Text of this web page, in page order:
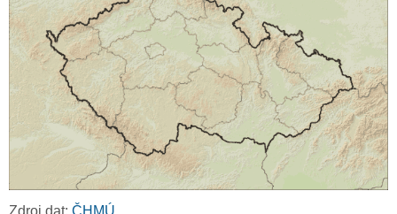
Zdroj dat: ČHMÚ